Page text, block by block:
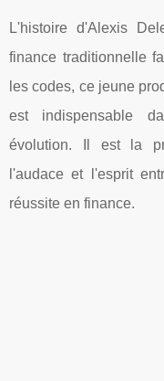
L'histoire d'Alexis
finance traditionnelle
les codes, ce jeune
est indispensable
évolution. Il est la
l'audace et l'esprit
réussite en finance.